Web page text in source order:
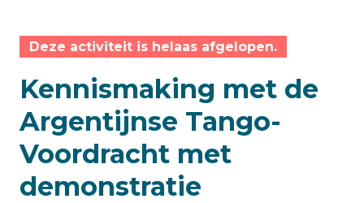
Deze activiteit is helaas afgelopen.
Kennismaking met de
Argentijnse Tango-
Voordracht met
demonstratie